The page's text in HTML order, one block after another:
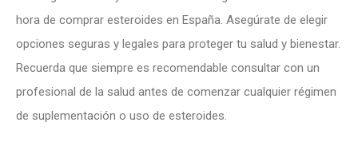
hora de comprar esteroides en España. Asegúrate de elegir
opciones seguras y legales para proteger tu salud y bienestar.
Recuerda que siempre es recomendable consultar con un
profesional de la salud antes de comenzar cualquier régimen
de suplementación o uso de esteroides.